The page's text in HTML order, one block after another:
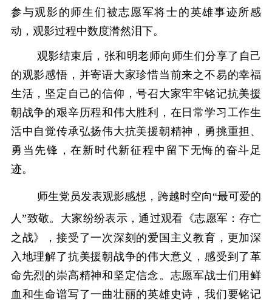
参与观影的师生们被志愿军将士的英雄事迹所感
动，观影过程中数度潸然泪下。
观影结束后，张和明老师向师生们分享了自己
的观影感悟，并寄语大家珍惜当前来之不易的幸福
生活，坚定自己的信仰，号召大家牢牢铭记抗美援
朝战争的艰辛历程和伟大胜利，在日常学习工作生
活中自觉传承弘扬伟大抗美援朝精神，勇挑重担、
勇当先锋，在新时代新征程中留下无悔的奋斗足
迹。
师生党员发表观影感想，跨越时空向“最可爱的
人”致敬。大家纷纷表示，通过观看《志愿军： 存亡
之战》
，接受了一次深刻的爱国主义教育， 更加深
入 地理解了抗美援朝战争的伟大意义，感受到了革
命先烈的崇高精神和坚定信念 。志愿军战士们用鲜
血和生命谱写了一曲壮丽的英雄史诗，我们要铭记